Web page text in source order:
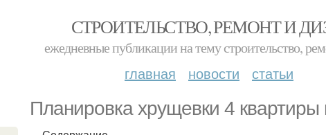
СТРОИТЕЛЬСТВО, РЕМОНТ И
ежедневные публикации на тему строительство,
главная новости статьи
Планировка хрущевки 4